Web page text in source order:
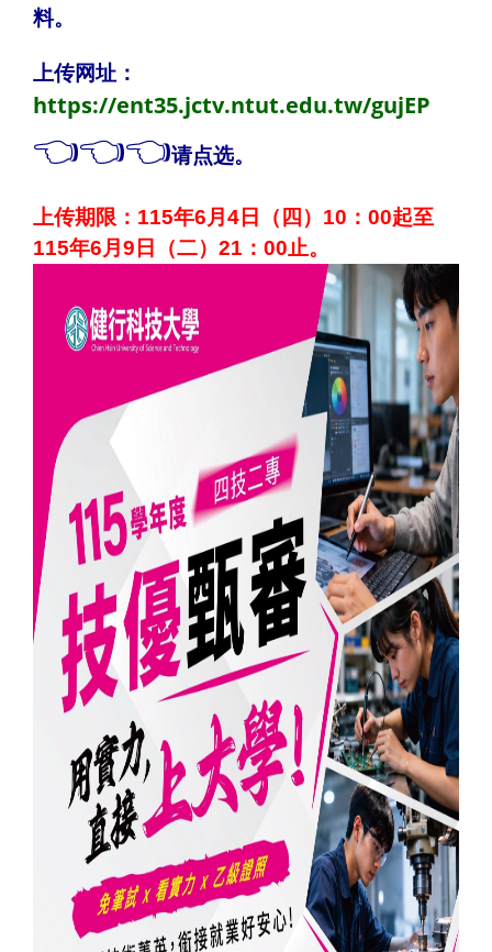
料。
上传网址：
https://ent35.jctv.ntut.edu.tw/gujEP
👈👈👈请点选。
上传期限：115年6月4日（四）10：00起至
115年6月9日（二）21：00止。